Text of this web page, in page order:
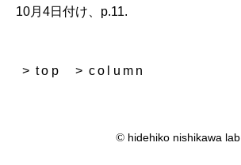
10月4日付け、p.11.
top column
©hidehiko nishikawa lab